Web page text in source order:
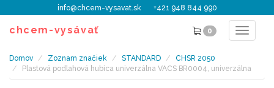
info@chcem-vysavat.sk +421 948 844 990
chcem-vysávať 0
Toggle
Domov Zoznam značiek STANDARD
CHSR 2050
Plastová podlahová hubica univerzálna VACS BR0004, univerzálna